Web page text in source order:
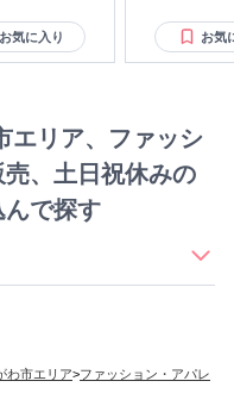
お気に入り お気
エリア、ファッシ
、土日祝休みの
で探す
わ市エリア>ファッション・アパレ